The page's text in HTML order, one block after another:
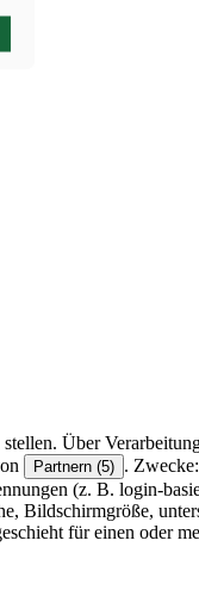
Über
Partnern (5) .
(z. B. login-
Bildschirmgröße,
für einen oder